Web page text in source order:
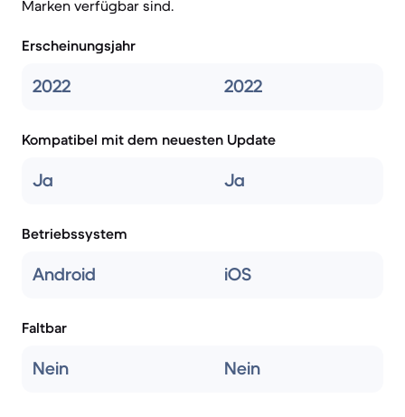
Marken verfügbar sind.
Erscheinungsjahr
2022 2022
Kompatibel mit dem neuesten Update
Ja Ja
Betriebssystem
Android iOS
Faltbar
Nein Nein